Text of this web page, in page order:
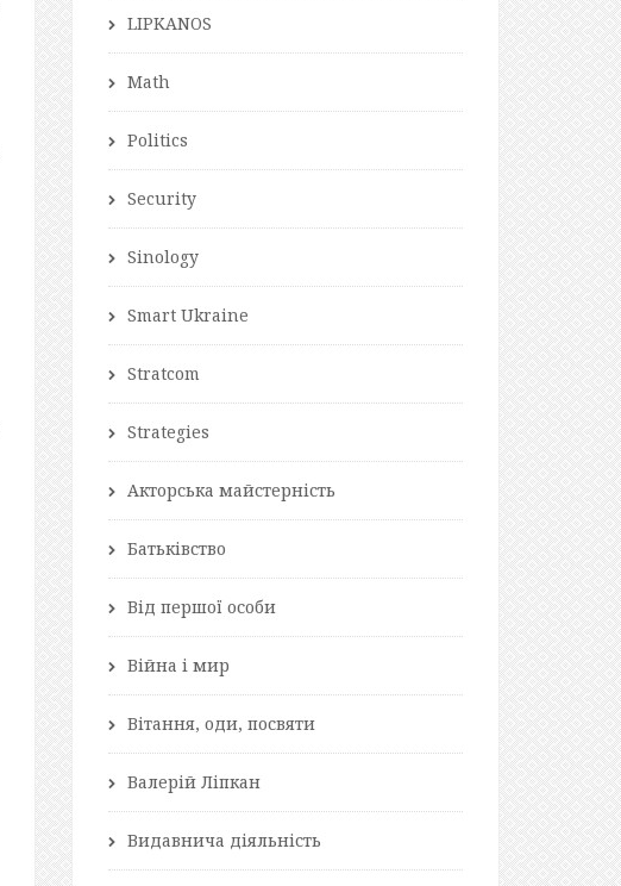
LIPKANOS
Math
Politics
Security
Sinology
Smart Ukraine
Stratcom
Strategies
Акторська майстерність
Батьківство
Від першої особи
Війна і мир
Вітання, оди, посвяти
Валерій Ліпкан
Видавнича діяльність